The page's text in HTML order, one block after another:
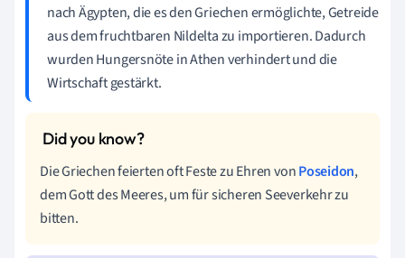
nach Ägypten, die es den Griechen ermöglichte, Getreide
aus dem fruchtbaren Nildelta zu importieren. Dadurch
wurden Hungersnöte in Athen verhindert und die
Wirtschaft gestärkt.
Die Griechen feierten oft Feste zu Ehren vonPoseidon,
dem Gott des Meeres, um für sicheren Seeverkehr zu
bitten.